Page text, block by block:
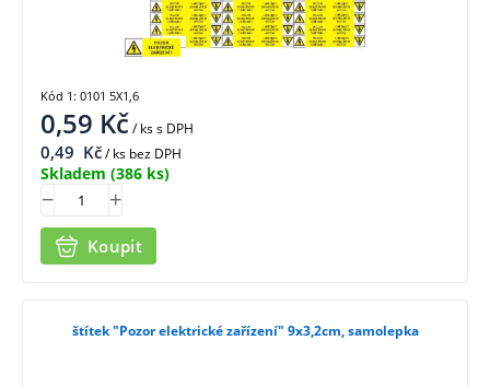
0,59 Kč/ kss DPH
0,49 Kč/ ks bez DPH
Skladem (386 ks)
Koupit
Kód 1: 0101 5X1,6
štítek "Pozor elektrické zařízení" 9x3,2cm, samolepka